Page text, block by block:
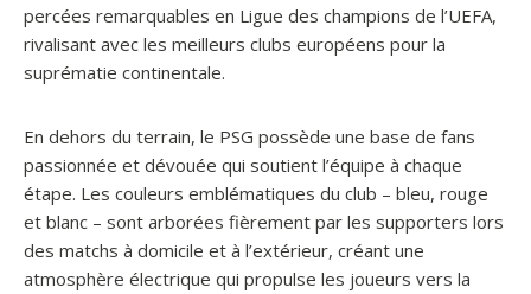
percées remarquables en Ligue des champions de l’UEFA,
rivalisant avec les meilleurs clubs européens pour la
suprématie continentale.
En dehors du terrain, le PSG possède une base de fans
passionnée et dévouée qui soutient l’équipe à chaque
étape. Les couleurs emblématiques du club – bleu, rouge
et blanc – sont arborées fièrement par les supporters lors
des matchs à domicile et à l’extérieur, créant une
atmosphère électrique qui propulse les joueurs vers la